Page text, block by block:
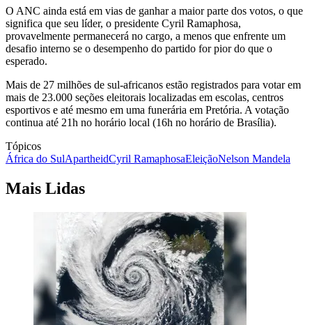
O ANC ainda está em vias de ganhar a maior parte dos votos, o que
significa que seu líder, o presidente Cyril Ramaphosa,
provavelmente permanecerá no cargo, a menos que enfrente um
desafio interno se o desempenho do partido for pior do que o
esperado.
Mais de 27 milhões de sul-africanos estão registrados para votar em
mais de 23.000 seções eleitorais localizadas em escolas, centros
esportivos e até mesmo em uma funerária em Pretória. A votação
continua até 21h no horário local (16h no horário de Brasília).
Tópicos
África do SulApartheidCyril RamaphosaEleiçãoNelson Mandela
Mais Lidas